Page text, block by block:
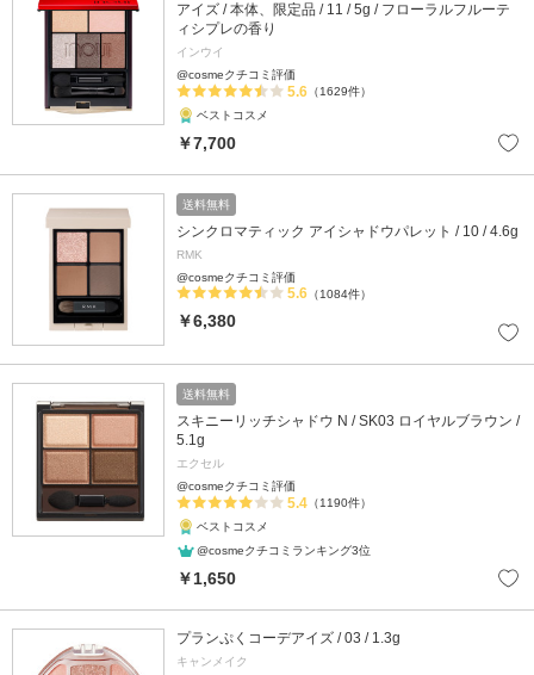
アイズ / 本体、限定品 / 11 / 5g / フローラルフルーテ
ィシプレの香り
インウイ
@cosmeクチコミ評価
5.6 （1629件）
ベストコスメ
￥7,700
送料無料
シンクロマティック アイシャドウパレット / 10 / 4.6g
RMK
@cosmeクチコミ評価
5.6 （1084件）
￥6,380
送料無料
スキニーリッチシャドウ N / SK03 ロイヤルブラウン /
5.1g
エクセル
@cosmeクチコミ評価
5.4 （1190件）
ベストコスメ
@cosmeクチコミランキング3位
￥1,650
プランぷくコーデアイズ / 03 / 1.3g
キャンメイク